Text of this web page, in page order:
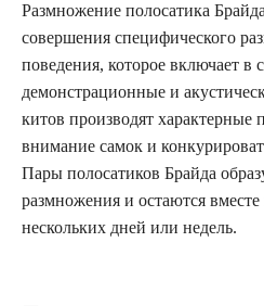
Размножение полосатика
совершения специфического
поведения, которое включает в
демонстрационные и
китов производят характерные
внимание самок и
Пары полосатиков Брайда
размножения и остаются
нескольких дней или недель.